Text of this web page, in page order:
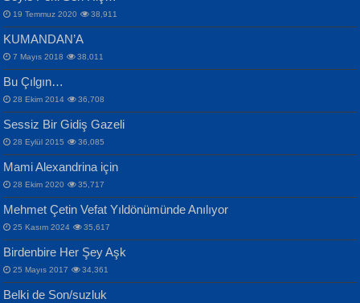
İPEK ACAR SERT
Gazze’nin Şecaati, Ümmetin İmtihanı...
MAHMUT GÜRBÜZ
İbrahim Olmak ve Bitirebilmek...
Selahattin Yıldız
İdrakimle Üşürken...
Songül Özel
Mahzen...
ERDEM BAYAZIT
Sana, Bana, Vatanıma, Ülkemin
İnsanlarına Dair...
NAZIM HİKMET RAN
Bir Cezaevinde, Tecritteki Adamın
Mektupları...
19 Temmuz 2020 38,911
KUMANDAN’A
7 Mayıs 2018 38,011
Bu Çılgın…
28 Ekim 2014 36,708
Sessiz Bir Gidiş Gazeli
28 Eylül 2015 36,085
Mami Alexandrina için
28 Ekim 2020 35,717
Mehmet Çetin Vefat Yıldönümünde Anılıyor
25 Kasım 2024 35,617
Birdenbire Her Şey Aşk
25 Mayıs 2017 34,361
Belki de Son/suzluk